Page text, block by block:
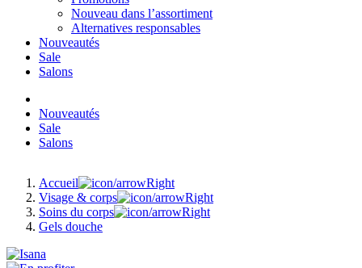
Nouveau dans l’assortiment
Alternatives responsables
Nouveautés
Sale
Salons
Nouveautés
Sale
Salons
Accueil
Visage & corps
Soins du corps
Gels douche